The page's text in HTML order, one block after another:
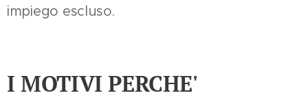
impiego escluso.
I MOTIVI PERCHE'